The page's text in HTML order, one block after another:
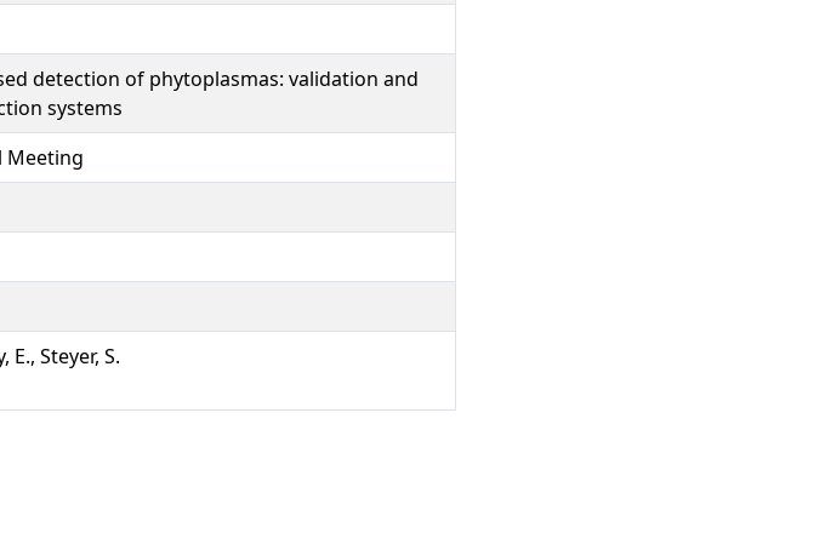
detection of phytoplasmas: validation and
systems
Meeting
E., Steyer, S.